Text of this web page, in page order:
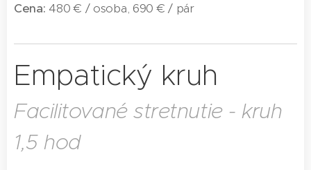
Cena: 480 € / osoba, 690 € / pár
Empatický kruh
Facilitované stretnutie - kruh
1,5 hod